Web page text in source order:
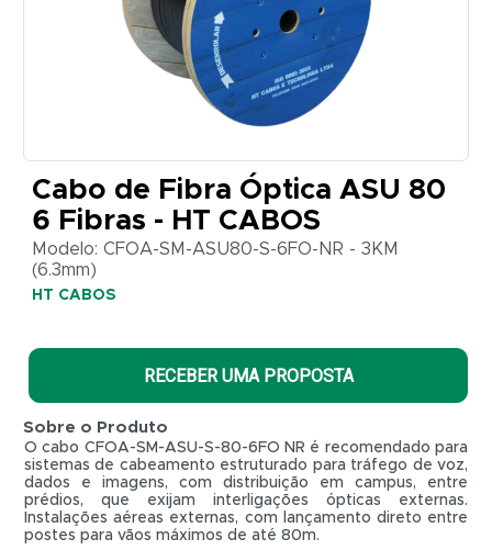
Modelo:
CFOA-
SM-
ASU80-
S-6FO-
NR -
3KM
CABOS
Cabo de Fibra Óptica ASU 80
6 Fibras - HT CABOS
Modelo: CFOA-SM-ASU80-S-6FO-NR - 3KM
(6.3mm)
HT CABOS
RECEBER UMA PROPOSTA
Sobre o Produto
O cabo CFOA-SM-ASU-S-80-6FO NR é recomendado para
sistemas de cabeamento estruturado para tráfego de voz,
dados e imagens, com distribuição em campus, entre
prédios, que exijam interligações ópticas externas.
Instalações aéreas externas, com lançamento direto entre
postes para vãos máximos de até 80m.